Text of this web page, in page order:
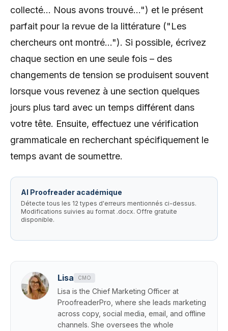
collecté... Nous avons trouvé...") et le présent
parfait pour la revue de la littérature ("Les
chercheurs ont montré..."). Si possible, écrivez
chaque section en une seule fois – des
changements de tension se produisent souvent
lorsque vous revenez à une section quelques
jours plus tard avec un temps différent dans
votre tête. Ensuite, effectuez une vérification
grammaticale en recherchant spécifiquement le
temps avant de soumettre.
AI Proofreader académique
Détecte tous les 12 types d'erreurs mentionnés ci-dessus.
Modifications suivies au format .docx. Offre gratuite
disponible.
Lisa CMO
Lisa is the Chief Marketing Officer at
ProofreaderPro, where she leads marketing
across copy, social media, email, and offline
channels. She oversees the whole